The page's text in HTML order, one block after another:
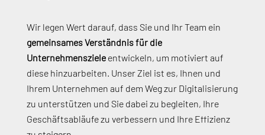
Wir legen Wert darauf, dass Sie und Ihr Team ein
gemeinsames Verständnis für die
Unternehmenszieleentwickeln, um motiviert auf
diese hinzuarbeiten. Unser Ziel ist es, Ihnen und
Ihrem Unternehmen auf dem Weg zur Digitalisierung
zu unterstützen und Sie dabei zu begleiten, Ihre
Geschäftsabläufe zu verbessern und Ihre Effizienz